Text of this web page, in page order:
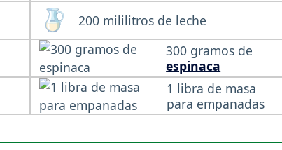
200 mililitros de leche
300 gramos de
espinaca
1 libra de masa
para empanadas